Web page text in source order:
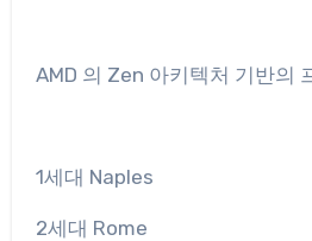
AMD 의 Zen 아키텍처 기반의
1세대 Naples
2세대 Rome